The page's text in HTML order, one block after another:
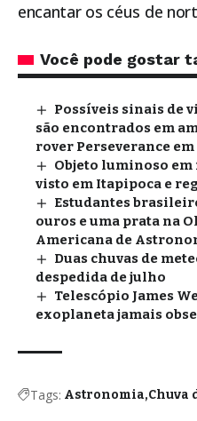
encantar os céus de
Você pode gostar
Possíveis sinais de
são encontrados em
rover Perseverance
Objeto luminoso em
visto em Itapipoca e
Estudantes
ouros e uma prata na
Americana de
Duas chuvas de
despedida de julho
Telescópio James
exoplaneta jamais
Tags: Astronomia Chuva